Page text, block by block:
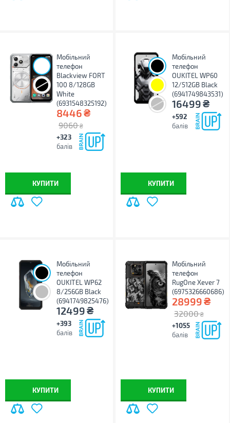
Мобільний
телефон
Blackview FORT
100 8/128GB
White
(6931548325192)
8446₴
9060 ₴
+323
балів
КУПИТИ
Мобільний
телефон
OUKITEL WP60
12/512GB Black
(6941749843531)
16499₴
+592
балів
КУПИТИ
Мобільний
телефон
OUKITEL WP62
8/256GB Black
(6941749825476)
12499₴
+393
балів
КУПИТИ
Мобільний
телефон
RugOne Xever 7
(6975326660686)
28999₴
32000 ₴
+1055
балів
КУПИТИ